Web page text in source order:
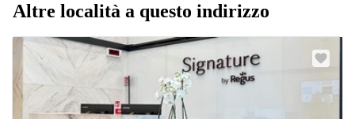
Altre località a questo indirizzo